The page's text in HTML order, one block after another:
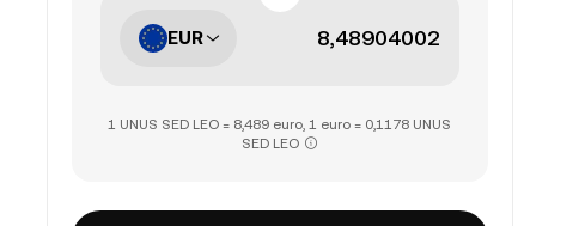
EUR
1 UNUS SED LEO = 8,489 euro, 1 euro = 0,1178 UNUS
SED LEO